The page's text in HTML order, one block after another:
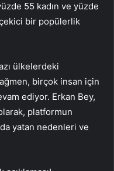
55 kadın ve yüzde
çekici bir popülerlik
ülkelerdeki
birçok insan için
ediyor. Erkan Bey,
platformun
yatan nedenleri ve